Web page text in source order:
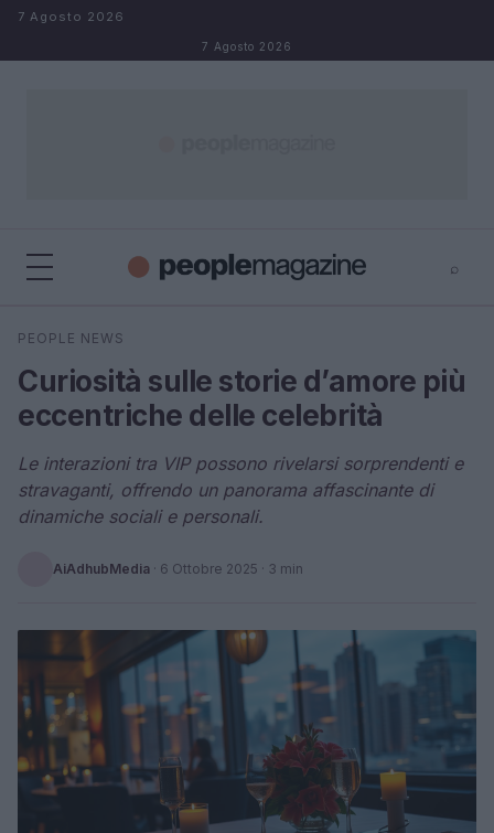
Salta al contenuto
7 Agosto 2026
7 Agosto 2026
⌕
Cerca
PEOPLE NEWS
Curiosità sulle storie d’amore più
eccentriche delle celebrità
Le interazioni tra VIP possono rivelarsi sorprendenti e
stravaganti, offrendo un panorama affascinante di
dinamiche sociali e personali.
AiAdhubMedia · 6 Ottobre 2025 · 3 min